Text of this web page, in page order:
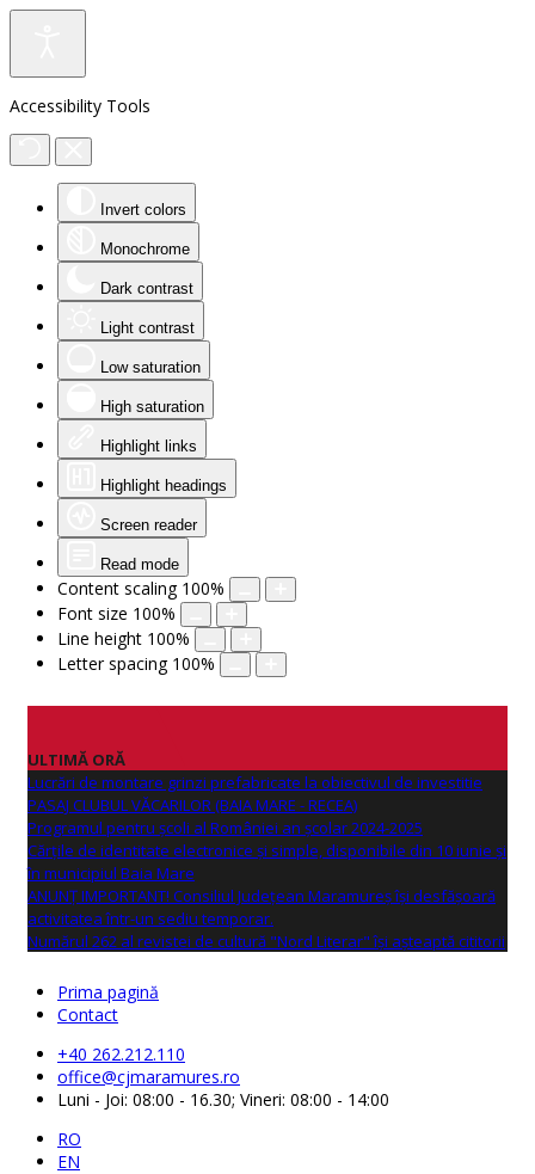
Accessibility Tools
Invert colors
Monochrome
Dark contrast
Light contrast
Low saturation
High saturation
Highlight links
Highlight headings
Screen reader
Read mode
Content scaling 100%
Font size 100%
Line height 100%
Letter spacing 100%
ULTIMĂ ORĂ
Lucrări de montare grinzi prefabricate la obiectivul de investitie
PASAJ CLUBUL VĂCARILOR (BAIA MARE - RECEA)
Programul pentru școli al României an școlar 2024-2025
Cărțile de identitate electronice și simple, disponibile din 10 iunie și
în municipiul Baia Mare
ANUNŢ IMPORTANT! Consiliul Județean Maramureș își desfășoară
activitatea într-un sediu temporar.
Numărul 262 al revistei de cultură "Nord Literar" își așteaptă cititorii
Prima pagină
Contact
+40 262.212.110
office@cjmaramures.ro
Luni - Joi: 08:00 - 16.30; Vineri: 08:00 - 14:00
RO
EN